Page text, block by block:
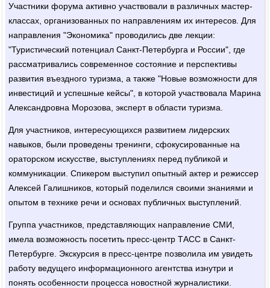
Участники форума активно участвовали в различных мастер-
классах, организованных по направлениям их интересов. Для
направления "Экономика" проводились две лекции:
"Туристический потенциал Санкт-Петербурга и России", где
рассматривались современное состояние и перспективы
развития въездного туризма, а также "Новые возможности для
инвестиций и успешные кейсы", в которой участвовала Марина
Александровна Морозова, эксперт в области туризма.
Для участников, интересующихся развитием лидерских
навыков, были проведены тренинги, сфокусированные на
ораторском искусстве, выступлениях перед публикой и
коммуникации. Спикером выступил опытный актер и режиссер
Алексей Галишников, который поделился своими знаниями и
опытом в технике речи и основах публичных выступлений.
Группа участников, представляющих направление СМИ,
имела возможность посетить пресс-центр ТАСС в Санкт-
Петербурге. Экскурсия в пресс-центре позволила им увидеть
работу ведущего информационного агентства изнутри и
понять особенности процесса новостной журналистики.